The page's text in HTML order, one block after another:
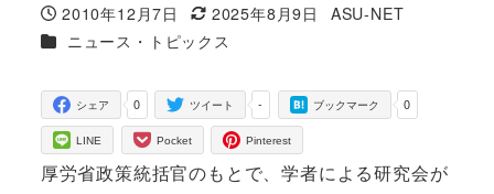
投稿日
2010年12月7日
更新日
2025年8月9日
著
ASU-NET
カテゴリー
ニュース・トピックス
0
シェア -
ツイート 0
ブックマーク
LINE Pocket Pinterest
厚労省政策統括官のもとで、学者による研究会が